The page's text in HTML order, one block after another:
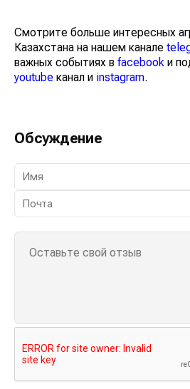
Смотрите больше интересных
Казахстана на нашем канале
важных событиях в facebook и
youtube канал и instagram.
Обсуждение